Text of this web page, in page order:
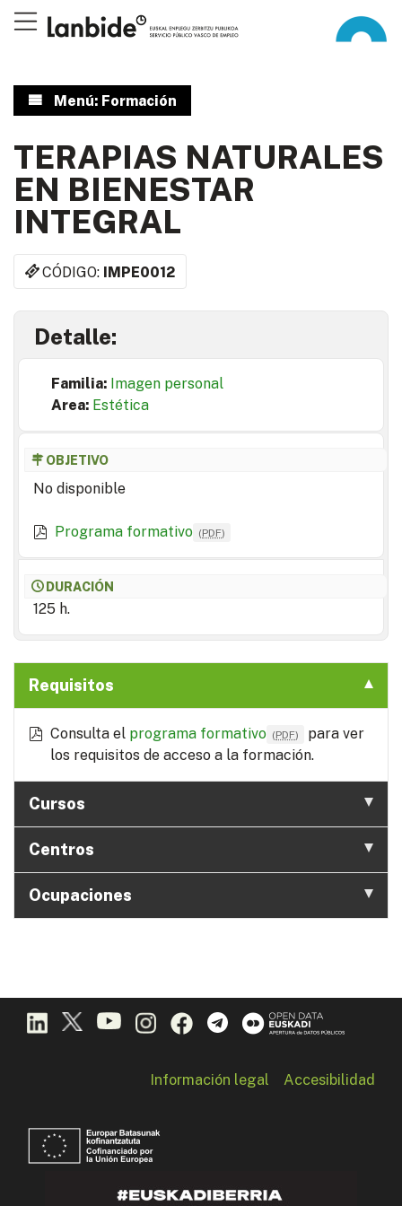
Menú: Formación
TERAPIAS NATURALES
EN BIENESTAR
INTEGRAL
CÓDIGO: IMPE0012
Detalle:
Familia: Imagen personal
Area: Estética
OBJETIVO
No disponible
Programa formativo (PDF)
DURACIÓN
125 h.
Requisitos
Consulta el programa formativo (PDF)
para ver
los requisitos de acceso a la formación.
Cursos
Centros
Ocupaciones
Información legal Accesibilidad